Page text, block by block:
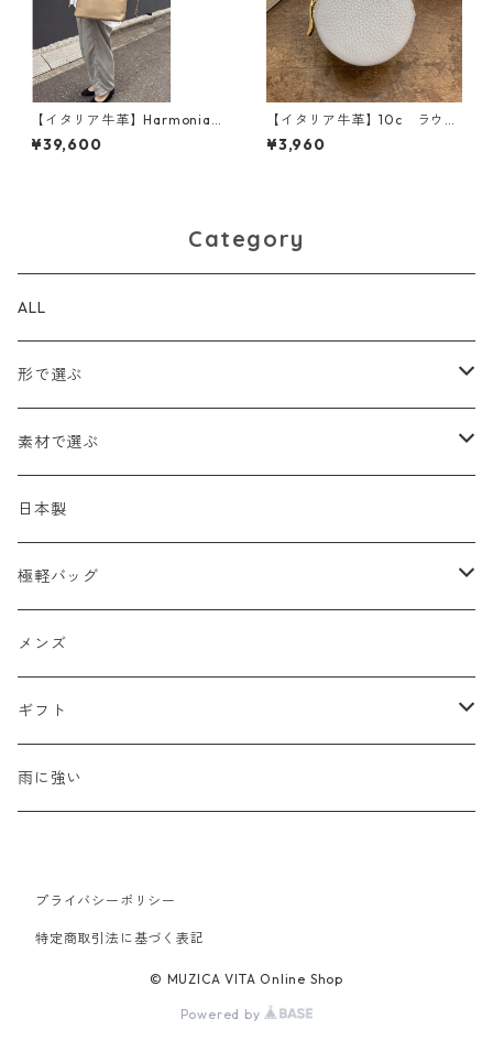
【イタリア牛革】Harmonia
Lサイズ〈4色展開〉 M5092
¥39,600
【イタリア牛革】10c ラウン
ドコインケース<12色展開>
本革 レザーウォレット カ
¥3,960
Category
ALL
形で選ぶ
トートバッグ
ショルダーバッグ
2WAY
リュック
ビジネスバッグ
ハンドバッグ
素材で選ぶ
メッシュ
エナメル
革Ｘ異素材コンビ
牛革
水牛革
豚革
日本製
極軽バッグ
メンズ
レディース
メンズ
ギフト
母の日
バレンタイン
雨に強い
プライバシーポリシー
特定商取引法に基づく表記
© MUZICA VITA Online Shop
Powered by